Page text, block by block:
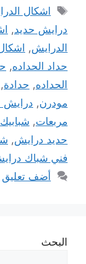
الوسوم
اشكال
درايش حديد,
الدرايش,
حداد الحداده,
الحداده, حدادة,
مودرن, درايش
مربعات,
حديد درايش,
فني شباك
أضف تعليق
البحث